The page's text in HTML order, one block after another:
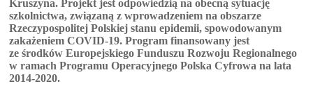
Kruszyna. Projekt jest odpowiedzią na obecną sytuację
szkolnictwa, związaną z wprowadzeniem na obszarze
Rzeczypospolitej Polskiej stanu epidemii, spowodowanym
zakażeniem COVID-19. Program finansowany jest
ze środków Europejskiego Funduszu Rozwoju Regionalnego
w ramach Programu Operacyjnego Polska Cyfrowa na lata
2014-2020.